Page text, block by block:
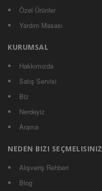
Özel Ürünler
Yardım Masası
KURUMSAL
Hakkımızda
Satış Servisi
Biz
Nerdeyiz
Arama
NEDEN BIZI SEÇMELISINIZ
Alışveriş Rehberi
Blog